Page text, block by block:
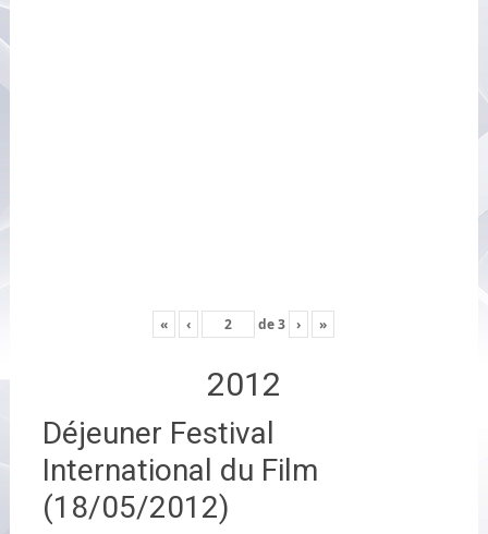
« ‹ de3 › »
2012
Déjeuner Festival
International du Film
(18/05/2012)